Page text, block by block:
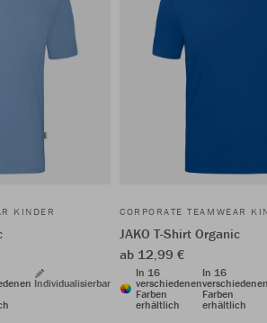
KINDER
Individualisierbar
CORPORATE TEAMWEAR
JAKO T-Shirt Organic
ab 12,99 €
In 16
verschiedenen
Farben
erhältlich
In 16
Farben
erhältlich